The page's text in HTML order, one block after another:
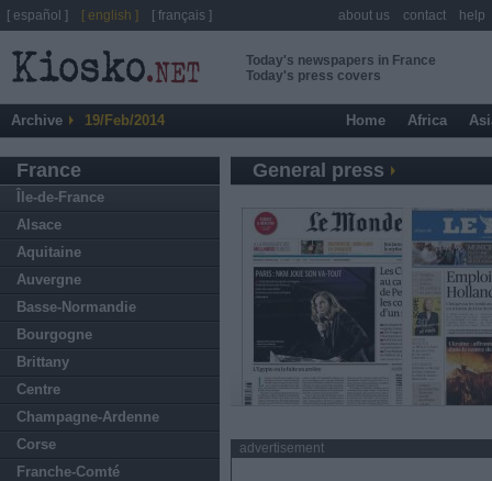
Today's newspapers in France
Today's press covers
Archive 19/Feb/2014 Home Africa
France
Île-de-France
Alsace
Aquitaine
Auvergne
Basse-Normandie
Bourgogne
Brittany
Centre
Champagne-Ardenne
Corse
Franche-Comté
General press
advertisement
[ español ] [ english ] [ français ] about us contact help